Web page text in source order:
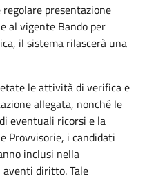
presentazione
al vigente Bando per
il sistema rilascerà una
le attività di verifica e
allegata, nonché le
eventuali ricorsi e la
Provvisorie, i candidati
inclusi nella
diritto. Tale